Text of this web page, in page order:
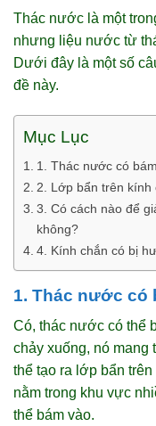
Thác nước là một
nhưng liệu nước từ
Dưới đây là một số
đề này.
Mục Lục
1. Thác nước có
2. Lớp bẩn trên kính
3. Có cách nào để
không?
4. Kính chắn có bị
1. Thác nước có
Có, thác nước có thể
chảy xuống, nó mang
thể tạo ra lớp bẩn
nằm trong khu vực
thể bám vào.